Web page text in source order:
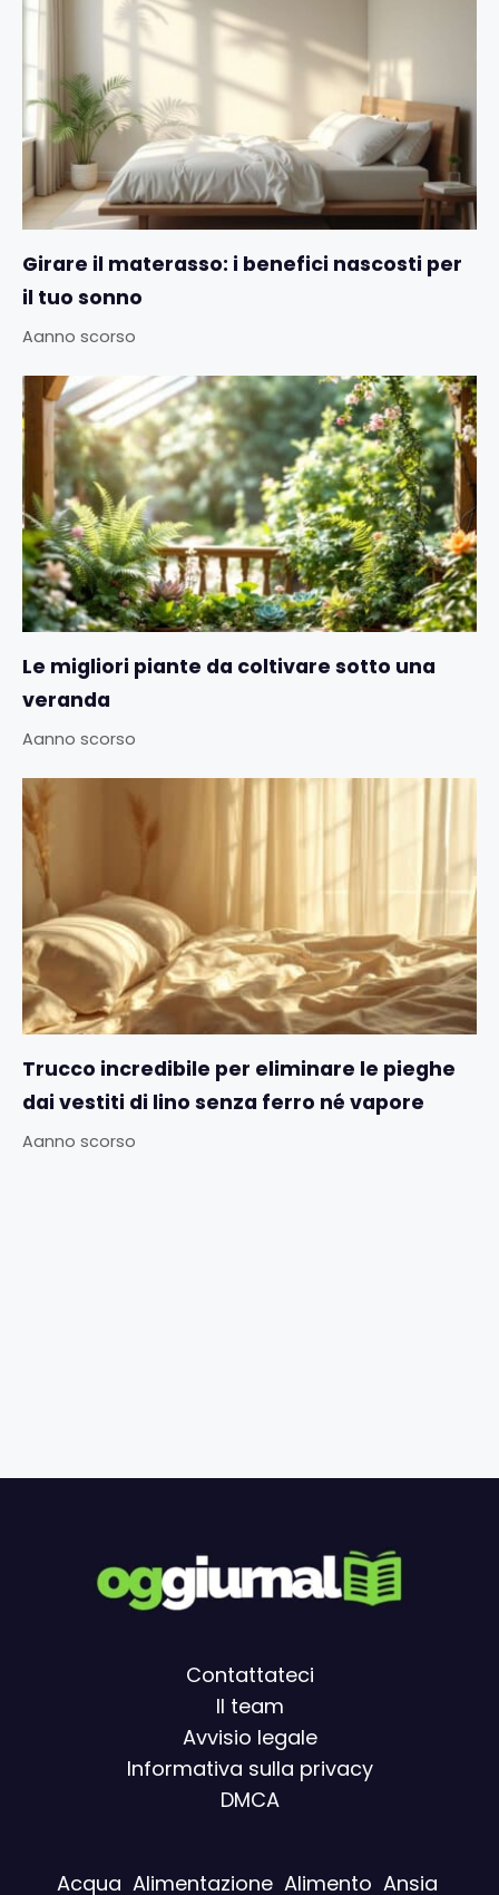
Girare il materasso: i benefici nascosti per
il tuo sonno
Aanno scorso
Le migliori piante da coltivare sotto una
veranda
Aanno scorso
Trucco incredibile per eliminare le pieghe
dai vestiti di lino senza ferro né vapore
Aanno scorso
Contattateci
Il team
Avvisio legale
Informativa sulla privacy
DMCA
Acqua Alimentazione Alimento Ansia